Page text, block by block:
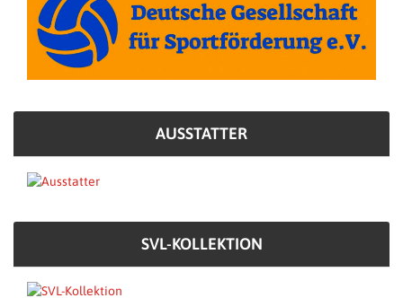
AUSSTATTER
SVL-KOLLEKTION